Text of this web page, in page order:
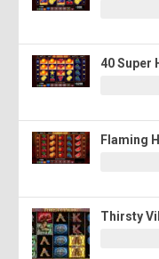
40 Super
Flaming
Thirsty